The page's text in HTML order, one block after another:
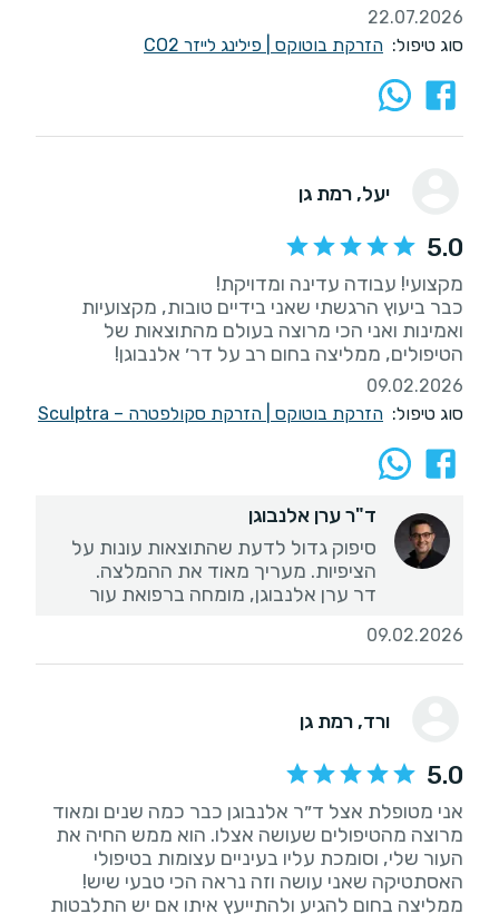
22.07.2026
סוג טיפול: הזרקת בוטוקס פילינג לייזר CO2
יעל, רמת גן
5.0
כבר ביעוץ הרגשתי שאני בידיים טובות, מקצועיות
ואמינות ואני הכי מרוצה בעולם מהתוצאות של
הטיפולים, ממליצה בחום רב על דר׳ אלנבוגן!
09.02.2026
סוג טיפול: הזרקת בוטוקס הזרקת סקולפטרה – Sculptra
ד"ר ערן אלנבוגן
סיפוק גדול לדעת שהתוצאות עונות על
דר ערן אלנבוגן, מומחה ברפואת עור
09.02.2026
ורד, רמת גן
5.0
אני מטופלת אצל ד״ר אלנבוגן כבר כמה שנים ומאוד
מרוצה מהטיפולים שעושה אצלו. הוא ממש החיה את
העור שלי, וסומכת עליו בעיניים עצומות בטיפולי
ממליצה בחום להגיע ולהתייעץ איתו אם יש התלבטות